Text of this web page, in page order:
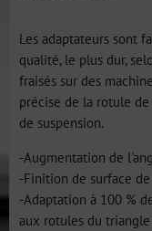
Les adaptateurs sont
qualité, le plus dur,
fraisés sur des
précise de la rotule
de suspension.
-Augmentation de
-Finition de surface
-Adaptation à 100 %
aux rotules du